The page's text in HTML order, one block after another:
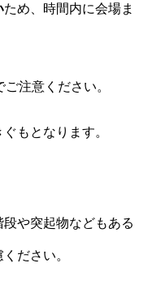
ため、時間内に会場ま
注意ください。
もとなります。
や突起物などもある
ださい。